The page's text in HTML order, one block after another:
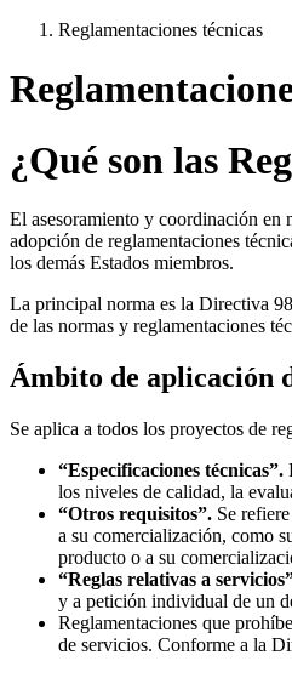
Reglamentaciones técnicas
¿Qué son las
El asesoramiento y coordinación en
adopción de reglamentaciones
los demás Estados miembros.
La principal norma es la Directiva
de las normas y reglamentaciones
Ámbito de aplicación
Se aplica a todos los proyectos de
“Especificaciones técnicas”.
los niveles de calidad, la
“Otros requisitos”. Se
a su comercialización, como
producto o a su
“Reglas relativas a
y a petición individual de un
Reglamentaciones que
de servicios. Conforme a la